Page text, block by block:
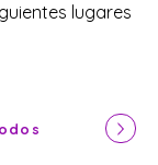
lugares